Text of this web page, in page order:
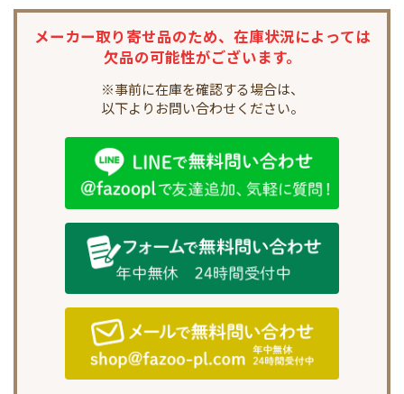
メーカー取り寄せ品のため、 在庫状況によっては
欠品の可能性がございます。
※事前に在庫を確認する場合は、
以下よりお問い合わせください。